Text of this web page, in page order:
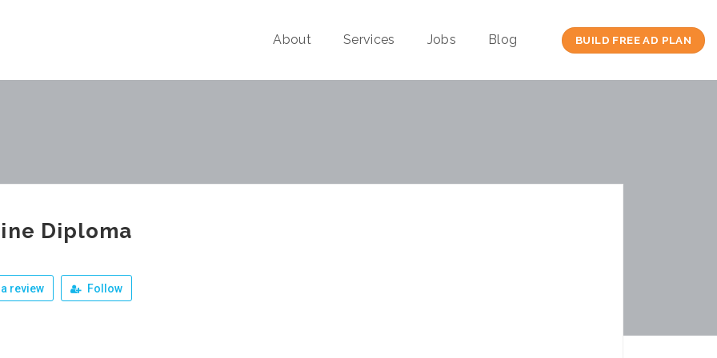
About Services Jobs Blog BUILD FREE AD PLAN
Diploma
review Follow